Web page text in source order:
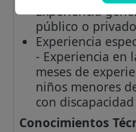
Experiencia
público o privado
Experiencia
- Experiencia en
meses de
niños menores
con discapacidad
Conocimientos